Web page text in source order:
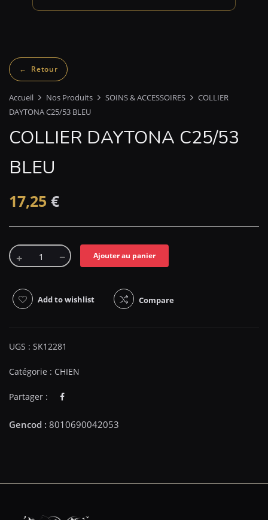
Accueil Nos Produits SOINS & ACCESSOIRES
COLLIER
DAYTONA C25/53 BLEU
COLLIER DAYTONA C25/53
BLEU
17,25 €
Ajouter au panier
Add to wishlist Compare
UGS : SK12281
Catégorie : CHIEN
Partager :